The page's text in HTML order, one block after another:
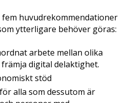
fem huvudrekommendationer
ytterligare behöver göras:
arbete mellan olika
digital delaktighet.
stöd
alla som dessutom är